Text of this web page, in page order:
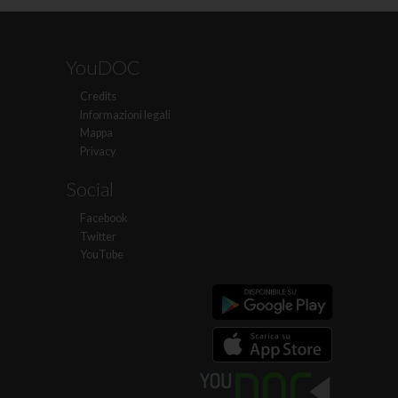
YouDOC
Credits
Informazioni legali
Mappa
Privacy
Social
Facebook
Twitter
YouTube